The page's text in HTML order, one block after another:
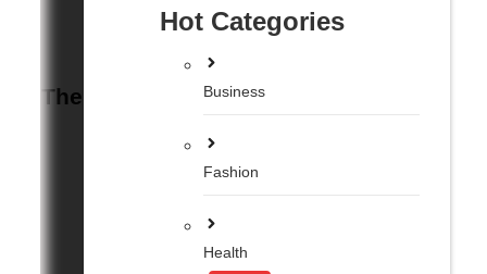
Hot Categories
Business
Fashion
Health
The Empire Vinhomes Ocean Park 2:
Kiệt Tác Biển Hồ, Cuộc Số...